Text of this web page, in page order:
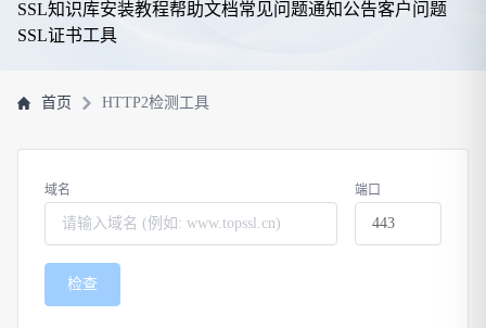
SSL知识库安装教程帮助文档常见问题通知公告客户问题
SSL证书工具
首页 HTTP2检测工具
域名 端口
检查